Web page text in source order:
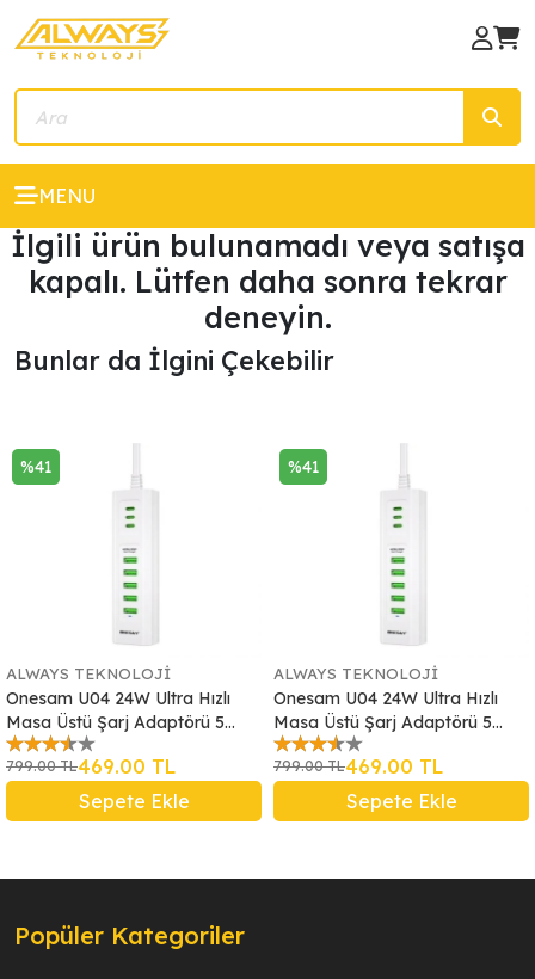
MENU
İlgili ürün bulunamadı veya satışa
kapalı. Lütfen daha sonra tekrar
deneyin.
Bunlar da İlgini Çekebilir ️
%41
ALWAYS TEKNOLOJİ
Onesam U04 24W Ultra Hızlı
Masa Üstü Şarj Adaptörü 5
USB + 3 TYPE-C
799.00 TL469.00 TL
Sepete Ekle
%41
ALWAYS TEKNOLOJİ
Onesam U04 24W Ultra Hızlı
Masa Üstü Şarj Adaptörü 5
USB + 3 TYPE-C
799.00 TL469.00 TL
Sepete Ekle
Popüler Kategoriler